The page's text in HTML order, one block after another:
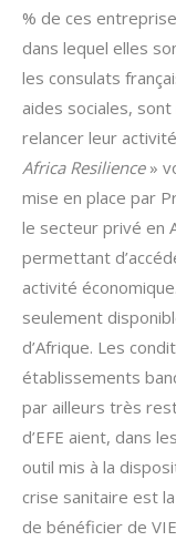
% de ces
dans lequel elles
les consulats
aides sociales,
relancer leur
Africa Resilience»
mise en place par
le secteur privé en
permettant
activité
seulement
d’Afrique. Les
établissements
par ailleurs très
d’EFE aient, dans
outil mis à la
crise sanitaire est
de bénéficier de